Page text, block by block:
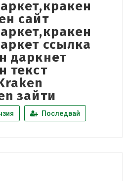
сайт
ссылка
даркнет
текст
зайти
Последвай